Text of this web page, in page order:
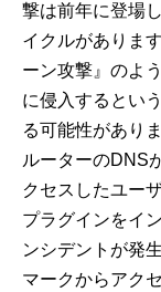
撃は前年に登場
イクルがありま
ーン攻撃』のよ
に侵入するとい
る可能性があり
ルーターのDNS
クセスしたユー
プラグインをイ
ンシデントが発
マークからアク